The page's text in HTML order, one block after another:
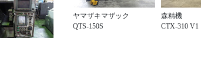
ヤマザキマザック
QTS-150S
森精機
CTX-310 V1